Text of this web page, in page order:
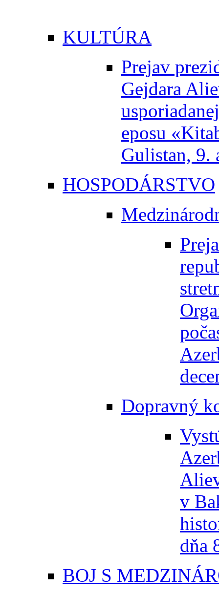
KULTÚRA
Prejav
Gejdara
eposu
Gulistan, 9.
HOSPODÁRSTVO
Dopravný
v
dňa
BOJ S